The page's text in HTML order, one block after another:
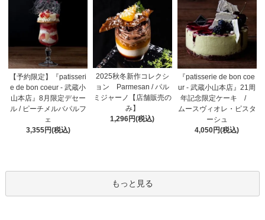
【予約限定】『patisseri
e de bon coeur - 武蔵小
山本店』8月限定デセー
ル / ピーチメルバパルフ
ェ
3,355円(税込)
2025秋冬新作コレクシ
ョン Parmesan / パル
ミジャーノ【店舗販売の
み】
1,296円(税込)
『patisserie de bon coe
ur - 武蔵小山本店』21周
年記念限定ケーキ /
ムースヴィオレ・ピスタ
ーシュ
4,050円(税込)
もっと見る